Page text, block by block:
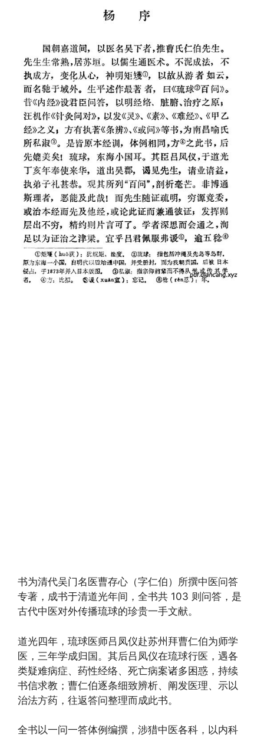
书为清代吴门名医曹存心（字仁伯）所撰中医问答
专著，成书于清道光年间，全书共 103 则问答，是
古代中医对外传播琉球的珍贵一手文献。
道光四年，琉球医师吕凤仪赴苏州拜曹仁伯为师学
医，三年学成归国。其后吕凤仪在琉球行医，遇各
类疑难病症、药性经络、死亡病案诸多困惑，持续
书信求教；曹仁伯逐条细致辨析、阐发医理、示以
治法方药，往返答问整理而成此书。
全书以一问一答体例编撰，涉猎中医各科，以内科